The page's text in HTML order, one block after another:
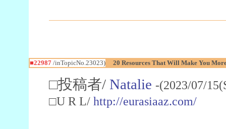
■22987/inTopicNo.23023) 20 Resources That Will Make You
□投稿者/ Natalie -(2023/07/
□U R L/ http://eurasiaaz.com/